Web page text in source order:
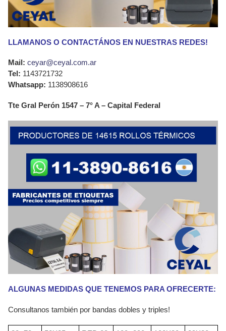
LLAMANOS O CONTACTÁNOS EN NUESTRAS REDES!
Mail: ceyar@ceyal.com.ar
Tel: 1143721732
Whatsapp: 1138908616
Tte Gral Perón 1547 – 7° A – Capital Federal
ALGUNAS MEDIDAS QUE TENEMOS PARA OFRECERTE:
Consultanos también por bandas dobles y triples!